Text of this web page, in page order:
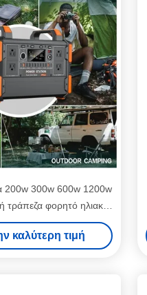
200w 300w 600w 1200w
τράπεζα φορητό ηλιακό
σταθμό παραγωγής
ενέργειας
καλύτερη τιμή